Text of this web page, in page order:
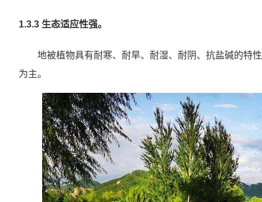
1.3.3 生态适应性强。
地被植物具有耐寒、耐旱、耐湿、耐阴、抗盐碱的特
为主。